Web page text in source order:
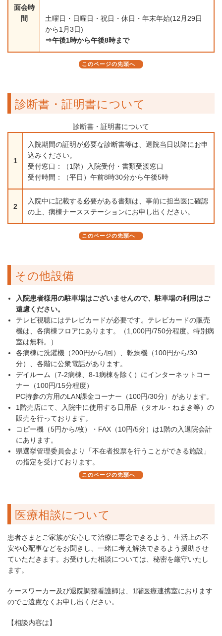
面会時
間
土曜日・日曜日・祝日・休日・年末年始(12月29日
から1月3日)
⇒午後1時から午後8時まで
このページの先頭へ
診断書・証明書について
診断書・証明書について
1
入院期間の証明が必要な診断書等は、退院当日以降にお申
込みください。
受付窓口：（1階）入院受付・書類受渡窓口
受付時間：（平日）午前8時30分から午後5時
2
入院中に記載する必要がある書類は、事前に担当医に確認
の上、病棟ナースステーションにお申し出ください。
このページの先頭へ
その他設備
入院患者様用の駐車場はございませんので、駐車場の利用はご
遠慮ください。
テレビ視聴にはテレビカードが必要です。テレビカードの販売
機は、各病棟フロアにあります。（1,000円/750分程度。特別病
室は無料。）
各病棟に洗濯機（200円から/回）、乾燥機（100円から/30
分）、各階に公衆電話があります。
デイルーム（7-2病棟、8-1病棟を除く）にインターネットコー
ナー（100円/15分程度）
PC持参の方用のLAN課金コーナー（100円/30分）があります。
1階売店にて、入院中に使用する日用品（タオル・ねまき等）の
販売を行っております。
コピー機（5円から/枚）・FAX（10円/5分）は1階の入退院会計
にあります。
県選挙管理委員会より「不在者投票を行うことができる施設」
の指定を受けております。
このページの先頭へ
医療相談について
患者さまとご家族が安心して治療に専念できるよう、生活上の不
安や心配事などをお聞きし、一緒に考え解決できるよう援助させ
ていただきます。お受けした相談については、秘密を厳守いたし
ます。
ケースワーカー及び退院調整看護師は、1階医療連携室におります
のでご遠慮なくお申し出ください。
【相談内容は】